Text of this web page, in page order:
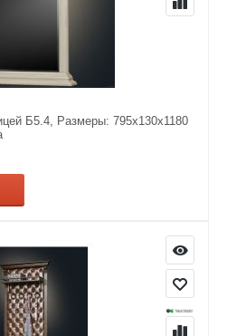
Б5.4, Размеры: 795х130х1180